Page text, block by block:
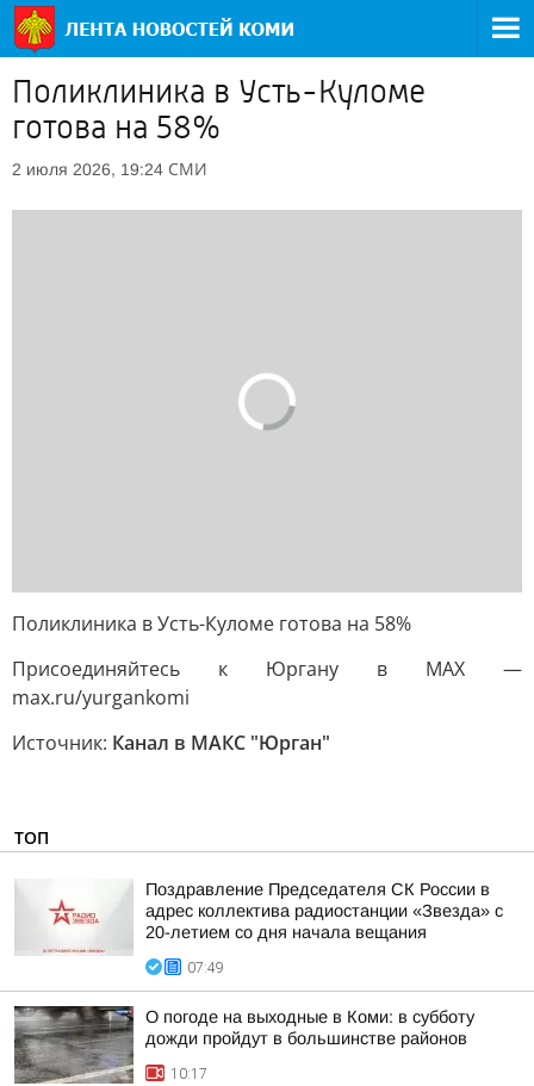
Поликлиника в Усть-Куломе
готова на 58%
2 июля 2026, 19:24 СМИ
Поликлиника в Усть-Куломе готова на 58%
Присоединяйтесь к Юргану в MAX —
max.ru/yurgankomi
Источник: Канал в МАКС "Юрган"
ТОП
Поздравление Председателя СК России в
адрес коллектива радиостанции «Звезда» с
20-летием со дня начала вещания
07:49
О погоде на выходные в Коми: в субботу
дожди пройдут в большинстве районов
10:17